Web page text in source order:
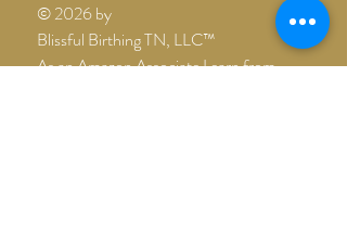
© 2026 by
Blissful Birthing TN, LLC™
As an Amazon Associate I earn from